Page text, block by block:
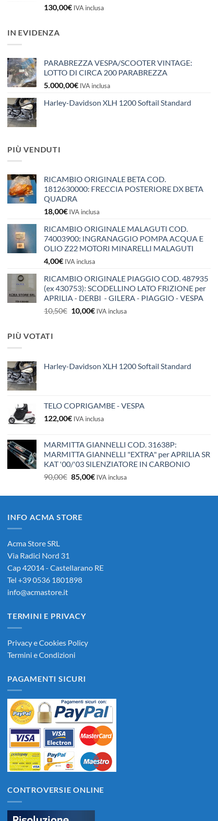
130,00€ IVA inclusa
IN EVIDENZA
PARABREZZA VESPA/SCOOTER VINTAGE:
LOTTO DI CIRCA 200 PARABREZZA
5.000,00€ IVA inclusa
Harley-Davidson XLH 1200 Softail Standard
PIÙ VENDUTI
RICAMBIO ORIGINALE BETA COD.
1812630000: FRECCIA POSTERIORE DX BETA
QUADRA
18,00€ IVA inclusa
RICAMBIO ORIGINALE MALAGUTI COD.
74003900: INGRANAGGIO POMPA ACQUA E
OLIO Z22 MOTORI MINARELLI MALAGUTI
4,00€ IVA inclusa
RICAMBIO ORIGINALE PIAGGIO COD. 487935
(ex 430753): SCODELLINO LATO FRIZIONE per
APRILIA - DERBI - GILERA - PIAGGIO - VESPA
10,50€ Il
10,00€IlIVA inclusa
PIÙ VOTATI
Harley-Davidson XLH 1200 Softail Standard
TELO COPRIGAMBE - VESPA
122,00€ IVA inclusa
MARMITTA GIANNELLI COD. 31638P:
MARMITTA GIANNELLI "EXTRA" per APRILIA SR
KAT '00/'03 SILENZIATORE IN CARBONIO
90,00€ Il
originale
90,00€.
85,00€Il
attuale
IVA inclusa
INFO ACMA STORE
Acma Store SRL
Via Radici Nord 31
Cap 42014 - Castellarano RE
Tel +39 0536 1801898
info@acmastore.it
TERMINI E PRIVACY
Privacy e Cookies Policy
Termini e Condizioni
PAGAMENTI SICURI
CONTROVERSIE ONLINE